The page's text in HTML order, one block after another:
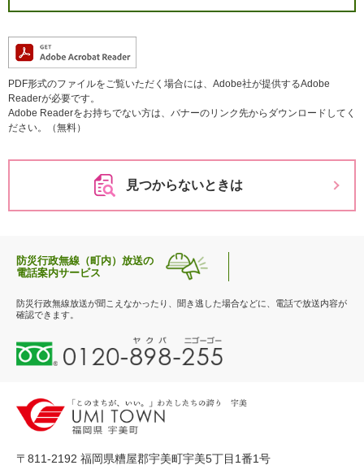
PDF形式のファイルをご覧いただく場合には、Adobe社が提供するAdobe
Readerが必要です。
Adobe Readerをお持ちでない方は、バナーのリンク先からダウンロードしてく
ださい。（無料）
見つからないときは
防災行政無線（町内）放送の
電話案内サービス
防災行政無線放送が聞こえなかったり、聞き逃した場合などに、電話で放送内容が
確認できます。
0
1
-
8
〒811-2192 福岡県糟屋郡宇美町宇美5丁目1番1号